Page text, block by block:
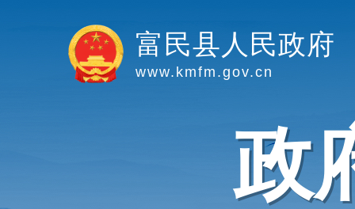
富民县人民政府
www.kmfm.gov.cn
政